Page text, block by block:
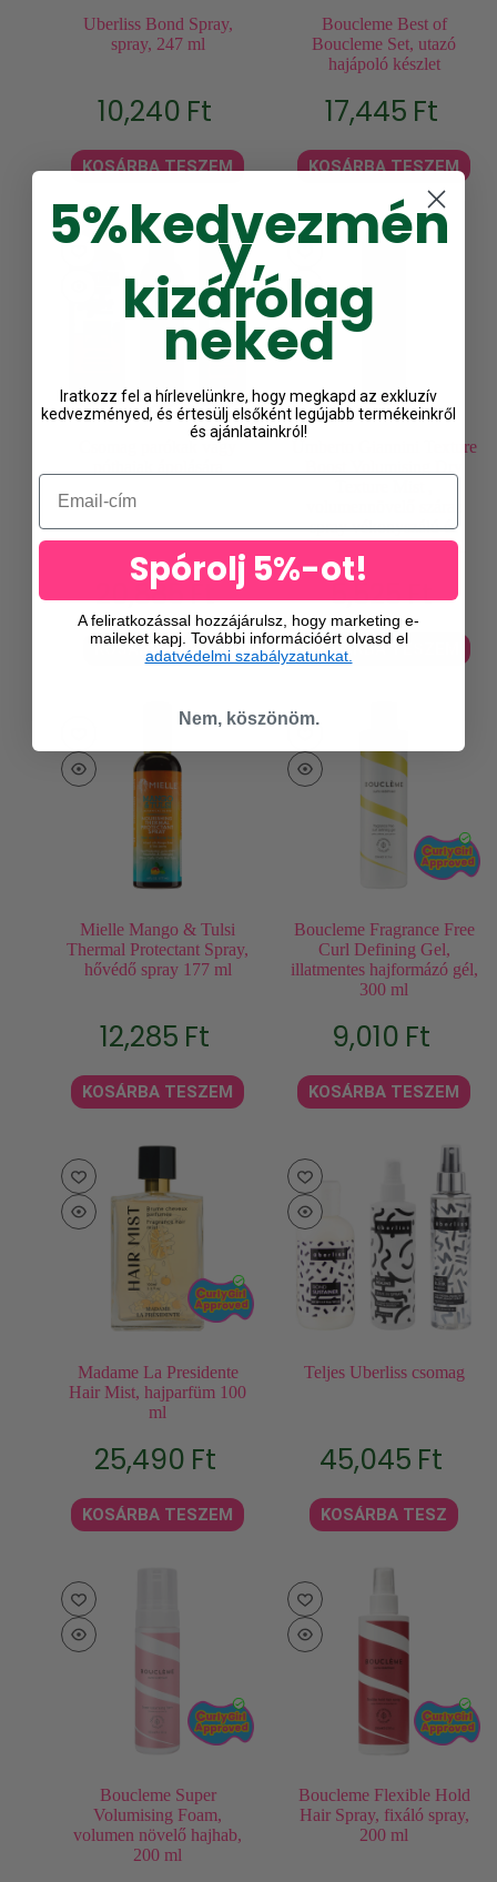
Uberliss Bond Spray,
spray, 247 ml
10,240 Ft
KOSÁRBA TESZEM
Boucleme Best of
Boucleme Set, utazó
hajápoló készlet
17,445 Ft
KOSÁRBA TESZEM
Csomag parókak vagy
20,885Ft
KOSÁRBA TESZ
Umberto Giannini Texture
spray vékonyszálú és
élettelen hajnak 200 ml
5,525Ft
KOSÁRBA TESZEM
Mielle Mango & Tulsi
Thermal Protectant Spray,
hővédő spray 177 ml
12,285 Ft
KOSÁRBA TESZEM
Boucleme Fragrance Free
Curl Defining Gel,
illatmentes hajformázó gél,
300 ml
9,010 Ft
KOSÁRBA TESZEM
Madame La Presidente
Hair Mist, hajparfüm 100
ml
25,490 Ft
KOSÁRBA TESZEM
Teljes Uberliss csomag
45,045 Ft
KOSÁRBA TESZ
Boucleme Super
Volumising Foam,
volumen növelő hajhab,
200 ml
Boucleme Flexible Hold
Hair Spray, fixáló spray,
200 ml
5%kedvezmén
y,
kizárólag
neked
Iratkozz fel a hírlevelünkre, hogy megkapd az exkluzív
kedvezményed, és értesülj elsőként legújabb termékeinkről
és ajánlatainkról!
Email
Spórolj 5%-ot!
A feliratkozással hozzájárulsz, hogy marketing e-
maileket kapj. További információért olvasd el
adatvédelmi szabályzatunkat.
Nem, köszönöm.